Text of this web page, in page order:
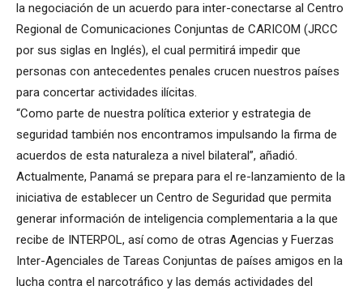
la negociación de un acuerdo para inter-conectarse al Centro
Regional de Comunicaciones Conjuntas de CARICOM (JRCC
por sus siglas en Inglés), el cual permitirá impedir que
personas con antecedentes penales crucen nuestros países
para concertar actividades ilícitas.
“Como parte de nuestra política exterior y estrategia de
seguridad también nos encontramos impulsando la firma de
acuerdos de esta naturaleza a nivel bilateral”, añadió.
Actualmente, Panamá se prepara para el re-lanzamiento de la
iniciativa de establecer un Centro de Seguridad que permita
generar información de inteligencia complementaria a la que
recibe de INTERPOL, así como de otras Agencias y Fuerzas
Inter-Agenciales de Tareas Conjuntas de países amigos en la
lucha contra el narcotráfico y las demás actividades del